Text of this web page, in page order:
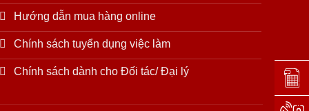
Hướng dẫn mua hàng online
Chính sách tuyển dụng việc làm
Chính sách dành cho Đối tác/ Đại lý
Đặt